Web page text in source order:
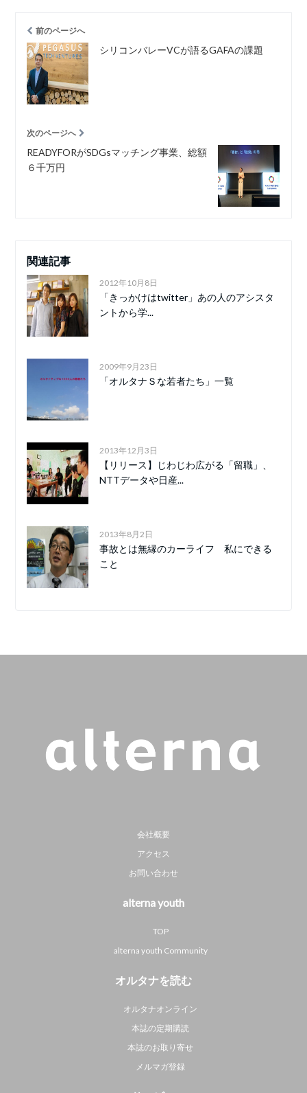
前のページへ
シリコンバレーVCが語るGAFAの課題
次のページへ
READYFORがSDGsマッチング事業、総額
６千万円
関連記事
2012年10月8日
「きっかけはtwitter」あの人のアシスタ
ントから学...
2009年9月23日
「オルタナＳな若者たち」一覧
2013年12月3日
【リリース】じわじわ広がる「留職」、
NTTデータや日産...
2013年8月2日
事故とは無縁のカーライフ 私にできる
こと
会社概要
アクセス
お問い合わせ
alterna youth
TOP
alterna youth Community
オルタナを読む
オルタナオンライン
本誌の定期購読
本誌のお取り寄せ
メルマガ登録